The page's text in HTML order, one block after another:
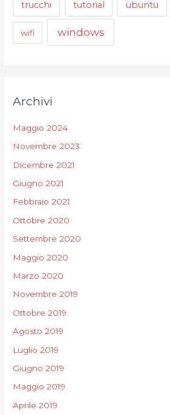
trucchi tutorial ubuntu
wifi windows
Archivi
Maggio 2024
Novembre 2023
Dicembre 2021
Giugno 2021
Febbraio 2021
Ottobre 2020
Settembre 2020
Maggio 2020
Marzo 2020
Novembre 2019
Ottobre 2019
Agosto 2019
Luglio 2019
Giugno 2019
Maggio 2019
Aprile 2019